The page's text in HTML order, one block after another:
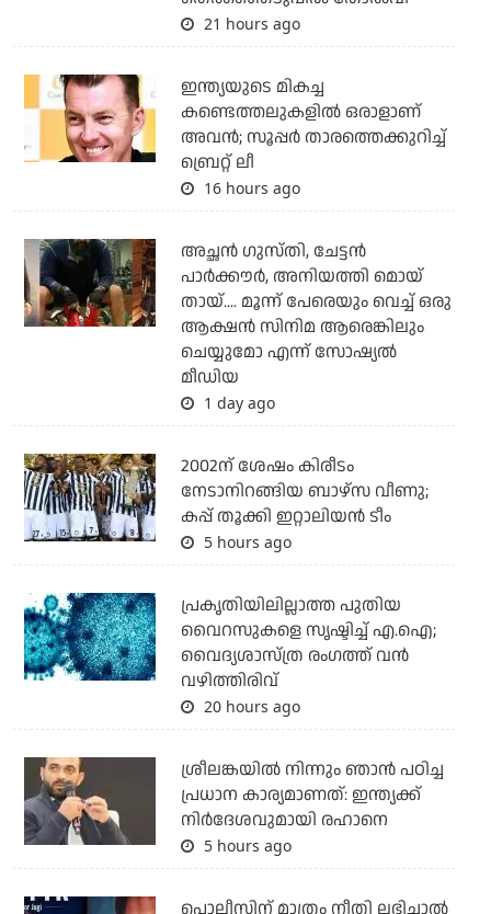
21 hours ago
ഇന്ത്യയുടെ മികച്ച
കണ്ടെത്തലുകളില്‍ ഒരാളാണ്
അവന്‍; സൂപ്പര്‍ താരത്തെക്കുറിച്ച്
ബ്രെറ്റ് ലീ
16 hours ago
അച്ഛന്‍ ഗുസ്തി, ചേട്ടന്‍
പാര്‍ക്കൗര്‍, അനിയത്തി മൊയ്
തായ്.... മൂന്ന് പേരെയും വെച്ച് ഒരു
ആക്ഷന്‍ സിനിമ ആരെങ്കിലും
ചെയ്യുമോ എന്ന് സോഷ്യല്‍
മീഡിയ
1 day ago
2002ന് ശേഷം കിരീടം
നേടാനിറങ്ങിയ ബാഴ്സ വീണു;
കപ്പ് തൂക്കി ഇറ്റാലിയൻ ടീം
5 hours ago
പ്രകൃതിയിലില്ലാത്ത പുതിയ
വൈറസുകളെ സൃഷ്ടിച്ച് എ.ഐ;
വൈദ്യശാസ്ത്ര രംഗത്ത് വന്‍
വഴിത്തിരിവ്
20 hours ago
ശ്രീലങ്കയില്‍ നിന്നും ഞാന്‍ പഠിച്ച
പ്രധാന കാര്യമാണത്: ഇന്ത്യക്ക്
നിര്‍ദേശവുമായി രഹാനെ
5 hours ago